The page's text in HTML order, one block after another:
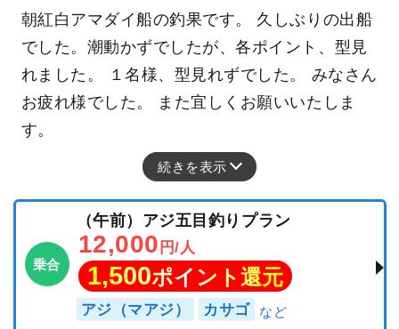
朝紅白アマダイ船の釣果です。 久しぶりの出船
でした。潮動かずでしたが、各ポイント、型見
れました。 １名様、型見れずでした。 みなさん
お疲れ様でした。 また宜しくお願いいたしま
す。
続きを表示
乗合
（午前）アジ五目釣りプラン
12,000 円/人
1,500ポイント還元
アジ（マアジ） カサゴ